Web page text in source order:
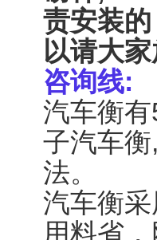
责安装
以请大
咨询线:
汽车衡
子汽车衡
法。
汽车衡
用料省